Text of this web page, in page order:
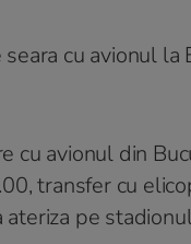
seara cu avionul la
cu avionul din
transfer cu
ateriza pe